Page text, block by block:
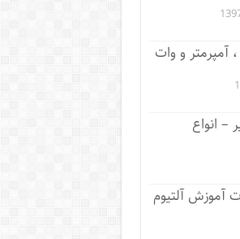
آمپرمتر و وات
– انواع
آموزش آلتیوم